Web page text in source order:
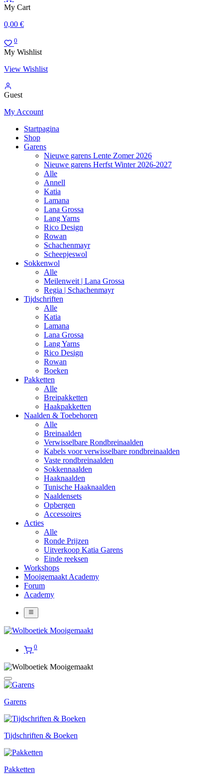
My Cart
0,00 €
0
My Wishlist
View Wishlist
Guest
My Account
Startpagina
Shop
Garens
Nieuwe garens Lente Zomer 2026
Nieuwe garens Herfst Winter 2026-2027
Alle
Annell
Katia
Lamana
Lana Grossa
Lang Yarns
Rico Design
Rowan
Schachenmayr
Scheepjeswol
Sokkenwol
Alle
Meilenweit | Lana Grossa
Regia | Schachenmayr
Tijdschriften
Alle
Katia
Lamana
Lana Grossa
Lang Yarns
Rico Design
Rowan
Boeken
Pakketten
Alle
Breipakketten
Haakpakketten
Naalden & Toebehoren
Alle
Breinaalden
Verwisselbare Rondbreinaalden
Kabels voor verwisselbare rondbreinaalden
Vaste rondbreinaalden
Sokkennaalden
Haaknaalden
Tunische Haaknaalden
Naaldensets
Opbergen
Accessoires
Acties
Alle
Ronde Prijzen
Uitverkoop Katia Garens
Einde reeksen
Workshops
Mooigemaakt Academy
Forum
Academy
0
Garens
Tijdschriften & Boeken
Pakketten